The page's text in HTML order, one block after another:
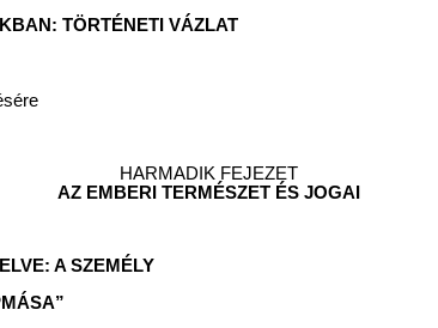
TÖRTÉNETI VÁZLAT
HARMADIK FEJEZET
AZ EMBERI TERMÉSZET ÉS JOGAI
A SZEMÉLY